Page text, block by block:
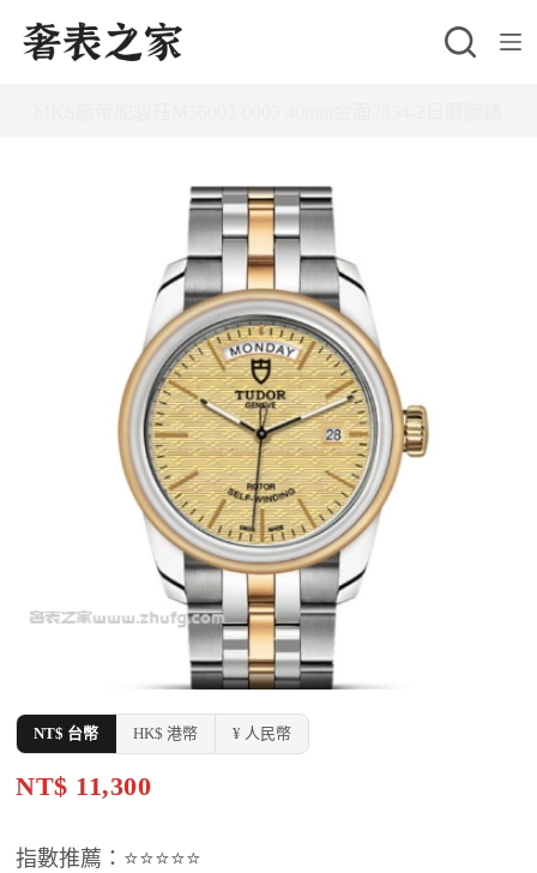
跳
至
NT$ 台幣 HK$ 港幣 ¥ 人民幣
NT$ 11,300
指數推薦：⭐⭐⭐⭐⭐